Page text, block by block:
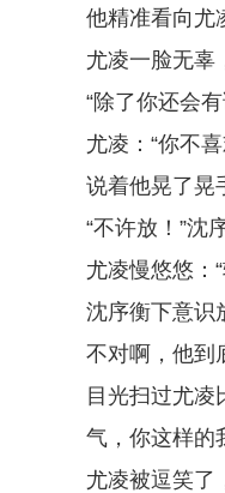
他精准看向尤
尤凌一脸无辜
“除了你还会
尤凌：“你不
说着他晃了晃
“不许放！”沈
尤凌慢悠悠：
沈序衡下意识
不对啊，他到
目光扫过尤凌
气，你这样的
尤凌被逗笑了